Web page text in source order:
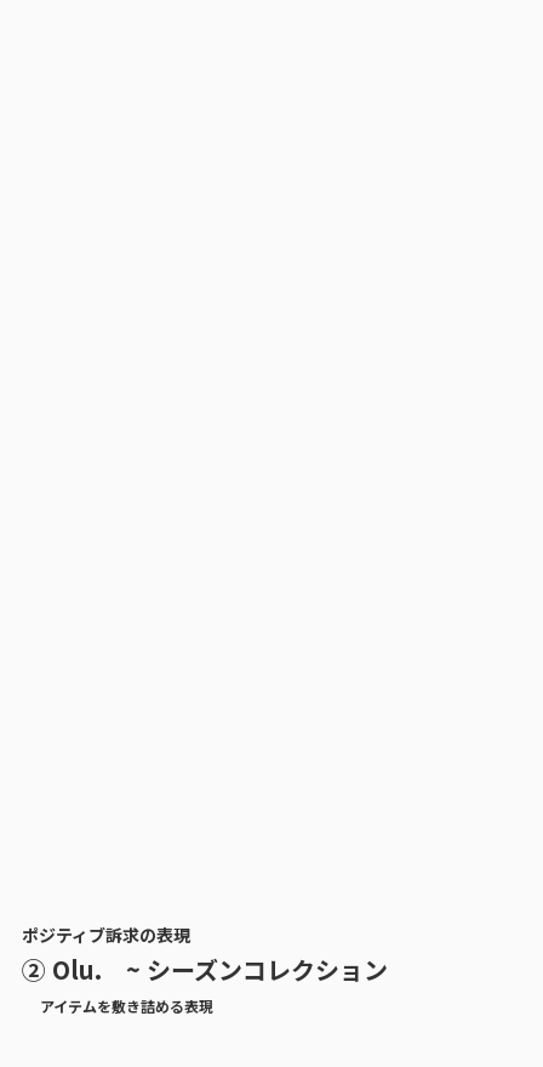
ポジティブ訴求の表現
② Olu. ~ シーズンコレクション
アイテムを敷き詰める表現